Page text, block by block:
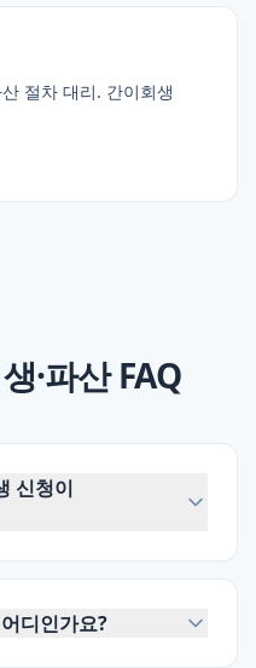
절차 대리. 간이회생
·파산 FAQ
신청이
디인가요?